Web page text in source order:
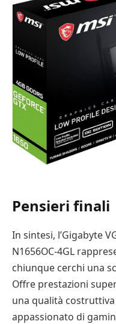
Pensieri finali
In sintesi, l’Gigabyte
N1656OC-4GL
chiunque cerchi una
Offre prestazioni
una qualità
appassionato di